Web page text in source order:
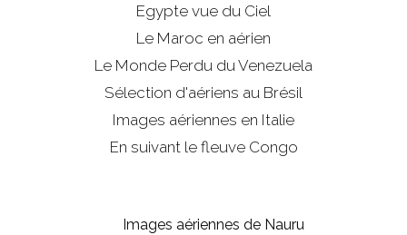
Egypte vue du Ciel
Le Maroc en aérien
Le Monde Perdu du Venezuela
Sélection d'aériens au Brésil
Images aériennes en Italie
En suivant le fleuve Congo
Images aériennes de Nauru